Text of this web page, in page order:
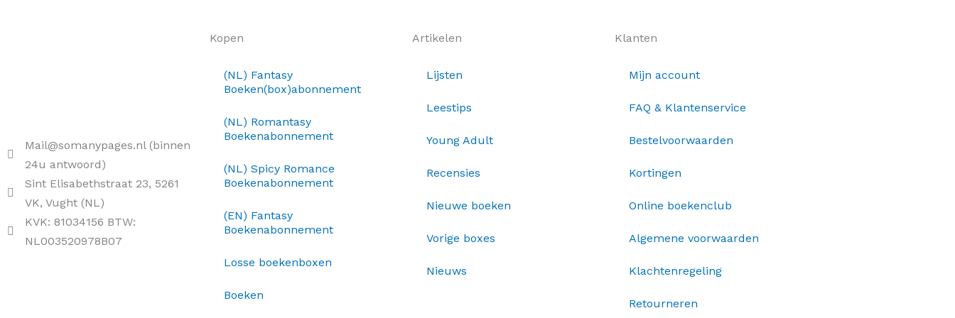
Mail@somanypages.nl (binnen
24u antwoord)
Sint Elisabethstraat 23, 5261
VK, Vught (NL)
KVK: 81034156 BTW:
NL003520978B07
Kopen
(NL) Fantasy
Boeken(box)abonnement
(NL) Romantasy
Boekenabonnement
(NL) Spicy Romance
Boekenabonnement
(EN) Fantasy
Boekenabonnement
Losse boekenboxen
Boeken
Artikelen
Lijsten
Leestips
Young Adult
Recensies
Nieuwe boeken
Vorige boxes
Nieuws
Klanten
Mijn account
FAQ & Klantenservice
Bestelvoorwaarden
Kortingen
Online boekenclub
Algemene voorwaarden
Klachtenregeling
Retourneren